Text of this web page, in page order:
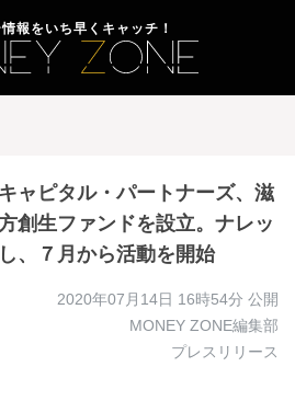
報をいち早くキャッチ！
ャピタル・パートナーズ、滋
創生ファンドを設立。ナレッ
、７月から活動を開始
2020年07月14日 16時54分 公開
MONEY ZONE編集部
プレスリリース